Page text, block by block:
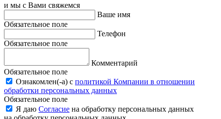
и мы с Вами свяжемся
Ваше имя
Обязательное поле
Телефон
Обязательное поле
Комментарий
Обязательное поле
Ознакомлен(-a) с политикой Компании в отношении
обработки персональных данных
Обязательное поле
Я даю Согласие на обработку персональных данных